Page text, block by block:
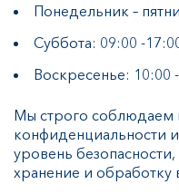
Понедельник –
Суббота: 09:00 -
Воскресенье: 10:00
Мы строго соблюдаем
конфиденциальности
уровень
хранение и обработку